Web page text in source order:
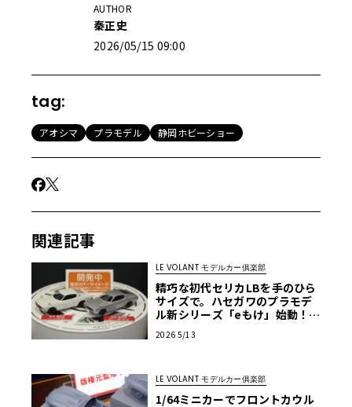
AUTHOR
秦正史
2026/05/15 09:00
tag:
アオシマ プラモデル 静岡ホビーショー
関連記事
LE VOLANT モデルカー俱楽部
精巧な初代セリカLBを手のひら
サイズで。ハセガワのプラモデ
ル新シリーズ「eもけ」始動！
6速報】
2026 5/13
LE VOLANT モデルカー俱楽部
1/64ミニカーでフロントカウル